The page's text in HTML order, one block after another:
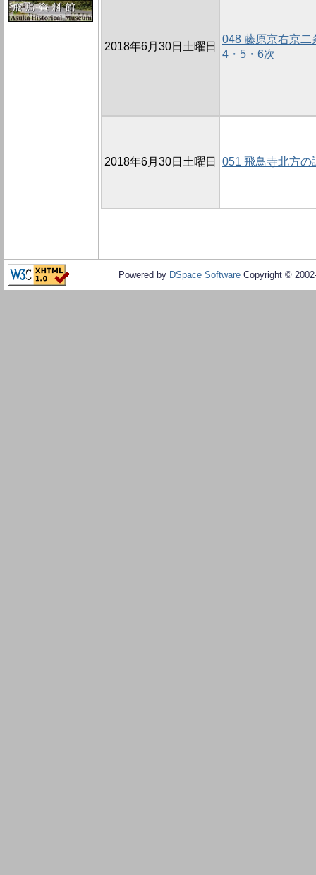
2018年6月30日土曜日
048 藤原京右京二
4・5・6次
2018年6月30日土曜日 051 飛鳥寺北方の
Powered by DSpace Software Copyright ©